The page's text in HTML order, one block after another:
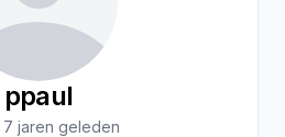
ppaul
jaren geleden